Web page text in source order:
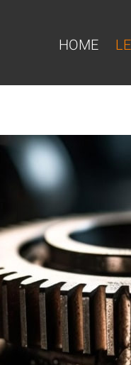
HOME